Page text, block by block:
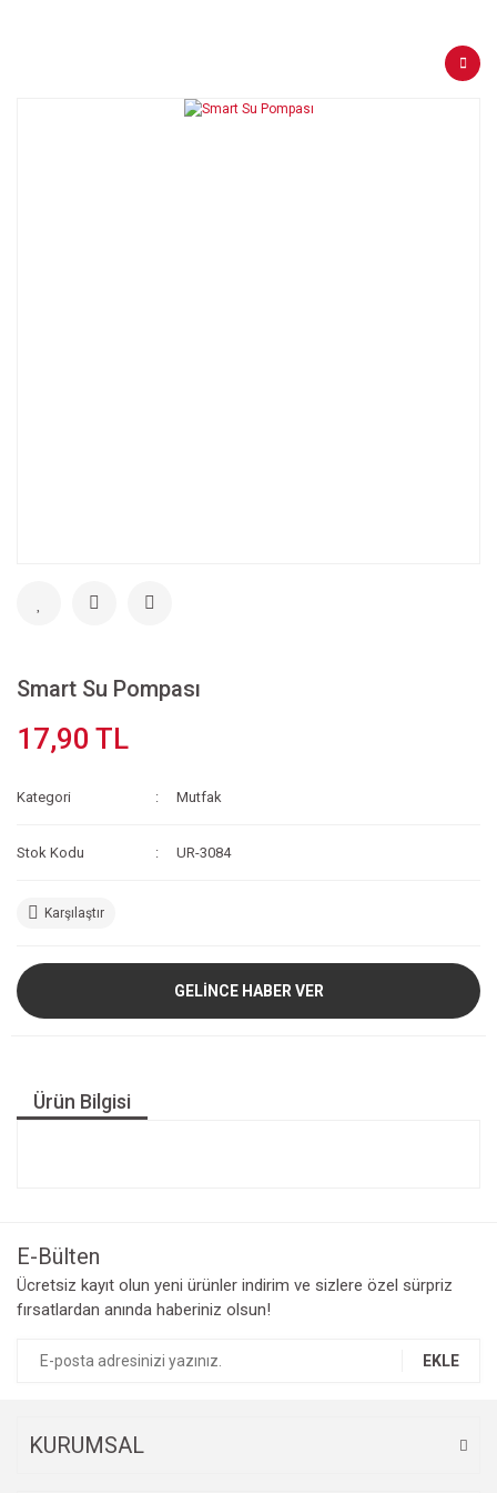
Smart Su Pompası
17,90 TL
Kategori Mutfak
Stok Kodu UR-3084
Karşılaştır
GELİNCE HABER VER
Ürün Bilgisi
E-Bülten
Ücretsiz kayıt olun yeni ürünler indirim ve sizlere özel sürpriz
fırsatlardan anında haberiniz olsun!
EKLE
KURUMSAL